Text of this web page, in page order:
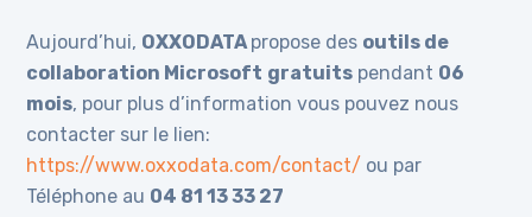
Aujourd’hui, OXXODATApropose des outils de
collaboration Microsoft gratuits pendant 06
mois, pour plus d’information vous pouvez nous
contacter sur le lien:
https://www.oxxodata.com/contact/ ou par
Téléphone au 04 81 13 33 27